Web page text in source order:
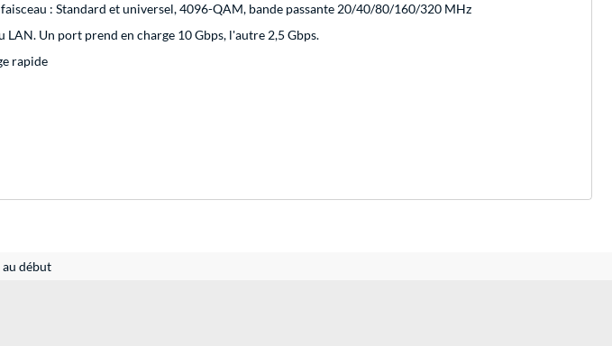
: Standard et universel, 4096-QAM, bande passante 20/40/80/160/320 MHz
Un port prend en charge 10 Gbps, l'autre 2,5 Gbps.
rapide
début